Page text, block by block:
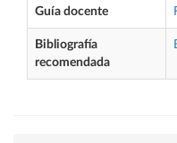
Guía docente
Bibliografía
recomendada